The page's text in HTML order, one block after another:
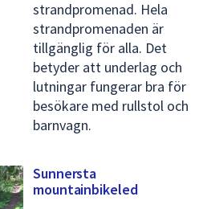
strandpromenad. Hela
strandpromenaden är
tillgänglig för alla. Det
betyder att underlag och
lutningar fungerar bra för
besökare med rullstol och
barnvagn.
Sunnersta
mountainbikeled